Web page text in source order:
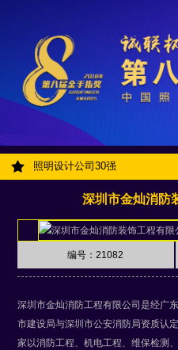
照明设计公司30强
深圳市金灿消防
编号：21082
深圳市金灿消防工程有限公司是经广
市建设局与深圳市公安消防局资质认
家以消防工程、机电工程、维保检测